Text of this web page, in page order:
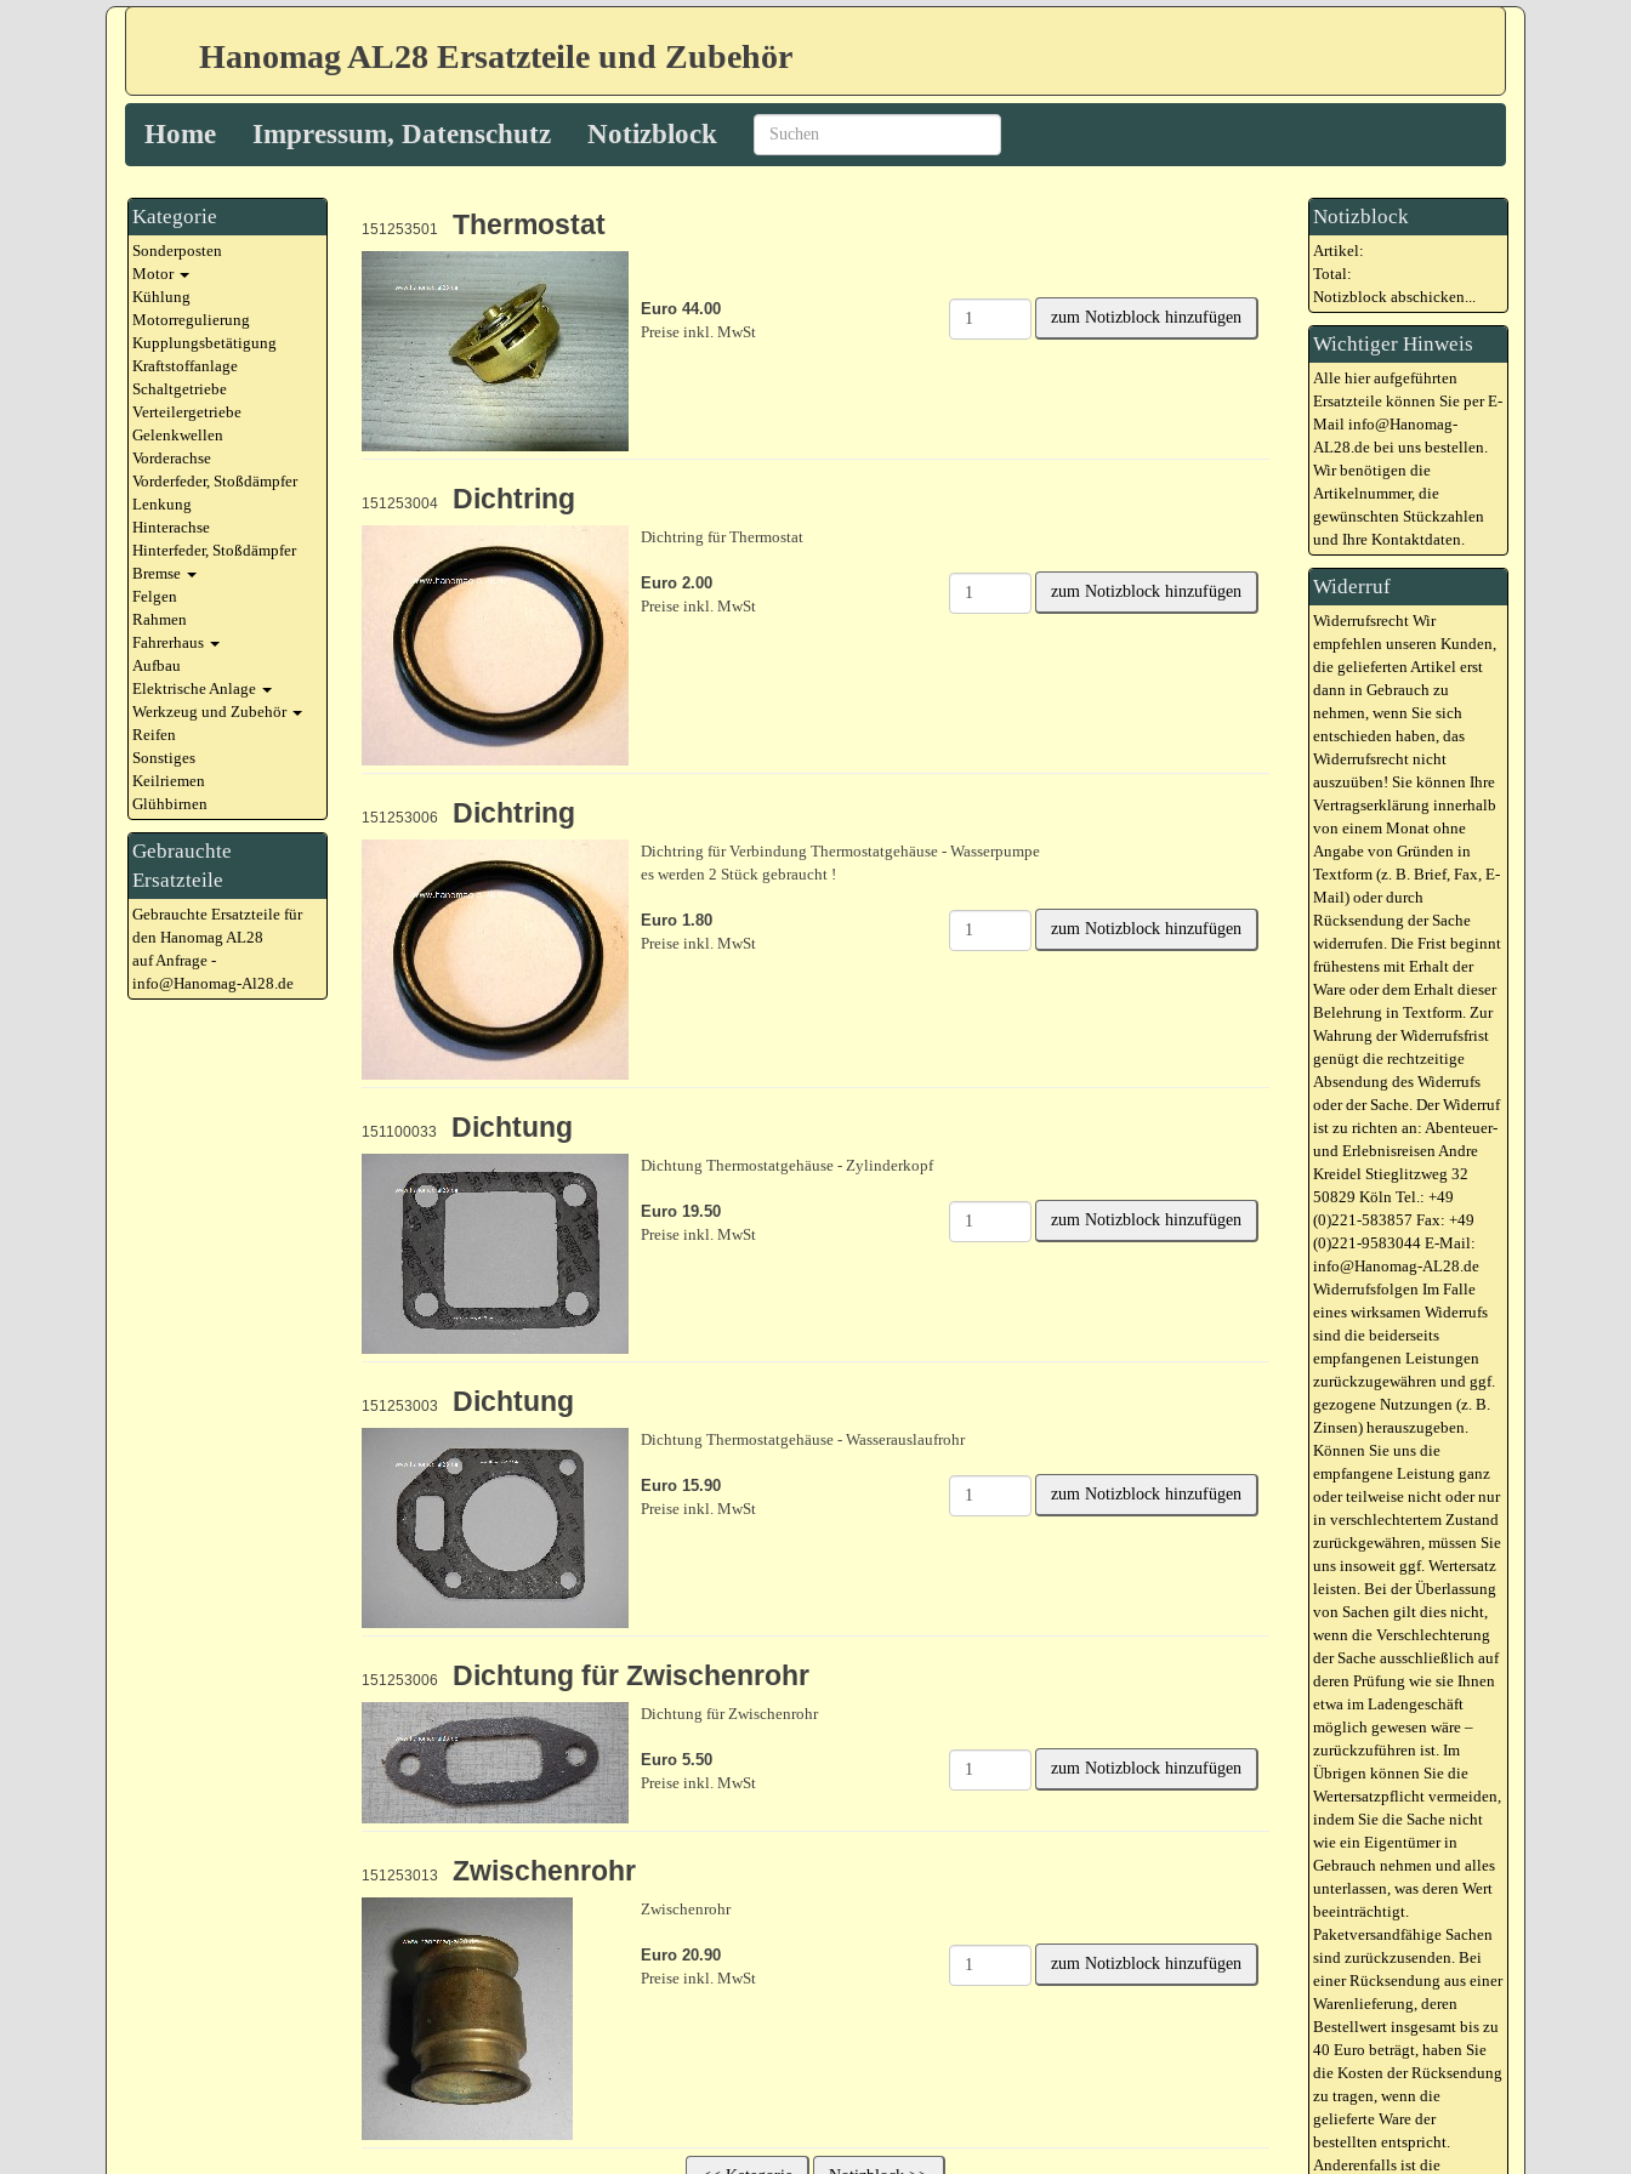
Hanomag AL28 Ersatzteile und Zubehör
Home Impressum, Datenschutz Notizblock
Kategorie
Sonderposten
Motor
Kühlung
Motorregulierung
Kupplungsbetätigung
Kraftstoffanlage
Schaltgetriebe
Verteilergetriebe
Gelenkwellen
Vorderachse
Vorderfeder, Stoßdämpfer
Lenkung
Hinterachse
Hinterfeder, Stoßdämpfer
Bremse
Felgen
Rahmen
Fahrerhaus
Aufbau
Elektrische Anlage
Werkzeug und Zubehör
Reifen
Sonstiges
Keilriemen
Glühbirnen
Gebrauchte
Ersatzteile
Gebrauchte Ersatzteile für
den Hanomag AL28
auf Anfrage -
info@Hanomag-Al28.de
151253501 Thermostat
Euro 44.00
Preise inkl. MwSt
zum Notizblock hinzufügen
151253004Dichtring
Dichtring für Thermostat
Euro 2.00
Preise inkl. MwSt
zum Notizblock hinzufügen
151253006 Dichtring
Dichtring für Verbindung Thermostatgehäuse - Wasserpumpe
es werden 2 Stück gebraucht !
Euro 1.80
Preise inkl. MwSt
zum Notizblock hinzufügen
151100033 Dichtung
Dichtung Thermostatgehäuse - Zylinderkopf
Euro 19.50
Preise inkl. MwSt
zum Notizblock hinzufügen
151253003 Dichtung
Dichtung Thermostatgehäuse - Wasserauslaufrohr
Euro 15.90
Preise inkl. MwSt
zum Notizblock hinzufügen
151253006 Dichtung für Zwischenrohr
Dichtung für Zwischenrohr
Euro 5.50
Preise inkl. MwSt
zum Notizblock hinzufügen
151253013 Zwischenrohr
Zwischenrohr
Euro 20.90
Preise inkl. MwSt
zum Notizblock hinzufügen
Notizblock
Artikel:
Total:
Notizblock abschicken...
Wichtiger Hinweis
Alle hier aufgeführten
Ersatzteile können Sie per E-
Mail info@Hanomag-
AL28.de bei uns bestellen.
Wir benötigen die
Artikelnummer, die
gewünschten Stückzahlen
und Ihre Kontaktdaten.
Widerruf
Widerrufsrecht Wir
empfehlen unseren Kunden,
die gelieferten Artikel erst
dann in Gebrauch zu
nehmen, wenn Sie sich
entschieden haben, das
Widerrufsrecht nicht
auszuüben! Sie können Ihre
Vertragserklärung innerhalb
von einem Monat ohne
Angabe von Gründen in
Textform (z. B. Brief, Fax, E-
Mail) oder durch
Rücksendung der Sache
widerrufen. Die Frist beginnt
frühestens mit Erhalt der
Ware oder dem Erhalt dieser
Belehrung in Textform. Zur
Wahrung der Widerrufsfrist
genügt die rechtzeitige
Absendung des Widerrufs
oder der Sache. Der Widerruf
ist zu richten an: Abenteuer-
und Erlebnisreisen Andre
Kreidel Stieglitzweg 32
50829 Köln Tel.: +49
(0)221-583857 Fax: +49
(0)221-9583044 E-Mail:
info@Hanomag-AL28.de
Widerrufsfolgen Im Falle
eines wirksamen Widerrufs
sind die beiderseits
empfangenen Leistungen
zurückzugewähren und ggf.
gezogene Nutzungen (z. B.
Zinsen) herauszugeben.
Können Sie uns die
empfangene Leistung ganz
oder teilweise nicht oder nur
in verschlechtertem Zustand
zurückgewähren, müssen Sie
uns insoweit ggf. Wertersatz
leisten. Bei der Überlassung
von Sachen gilt dies nicht,
wenn die Verschlechterung
der Sache ausschließlich auf
deren Prüfung wie sie Ihnen
etwa im Ladengeschäft
möglich gewesen wäre –
zurückzuführen ist. Im
Übrigen können Sie die
Wertersatzpflicht vermeiden,
indem Sie die Sache nicht
wie ein Eigentümer in
Gebrauch nehmen und alles
unterlassen, was deren Wert
beeinträchtigt.
Paketversandfähige Sachen
sind zurückzusenden. Bei
einer Rücksendung aus einer
Warenlieferung, deren
Bestellwert insgesamt bis zu
40 Euro beträgt, haben Sie
die Kosten der Rücksendung
zu tragen, wenn die
gelieferte Ware der
bestellten entspricht.
Anderenfalls ist die